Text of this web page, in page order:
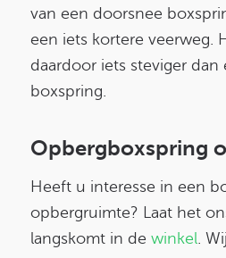
van een doorsnee
een iets kortere veerweg.
daardoor iets steviger dan
boxspring.
Opbergboxspring
Heeft u interesse in een
opbergruimte? Laat het
langskomt in de winkel .